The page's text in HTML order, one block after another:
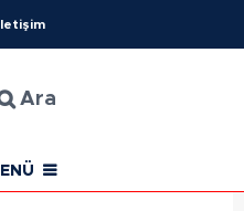
Ara
SAĞLIK